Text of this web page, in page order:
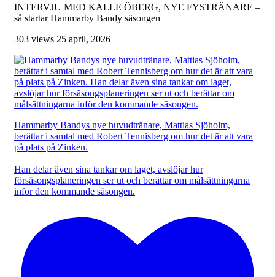
INTERVJU MED KALLE ÖBERG, NYE FYSTRÄNARE –
så startar Hammarby Bandy säsongen
303 views 25 april, 2026
Hammarby Bandys nye huvudtränare, Mattias Sjöholm,
berättar i samtal med Robert Tennisberg om hur det är att vara
på plats på Zinken.
Han delar även sina tankar om laget, avslöjar hur
försäsongsplaneringen ser ut och berättar om målsättningarna
inför den kommande säsongen.